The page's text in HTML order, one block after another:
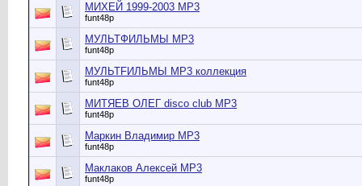
МИХЕЙ 1999-2003 МР3
funt48p
МУЛЬТФИЛЬМЫ МР3
funt48p
МУЛЬТFИЛЬМЫ МР3 коллекция
funt48p
МИТЯЕВ ОЛЕГ disco club MP3
funt48p
Маркин Владимир МР3
funt48p
Маклаков Алексей МР3
funt48p